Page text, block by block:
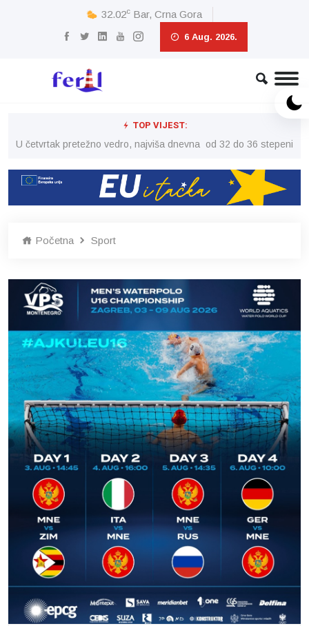
32.02c Bar, Crna Gora
6 Aug. 2026.
TOP VIJEST:
U četvrtak pretežno vedro, najviša dnevna od 32 do 36 stepeni
Početna Sport